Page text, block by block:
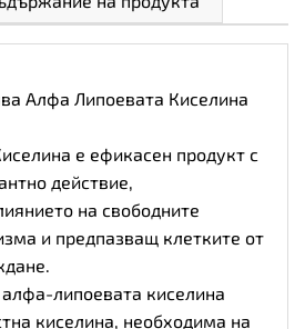
Алфа Липоевата Киселина
е ефикасен продукт с
действие,
на свободните
и предпазващ клетките от
липоевата киселина
киселина, необходима на